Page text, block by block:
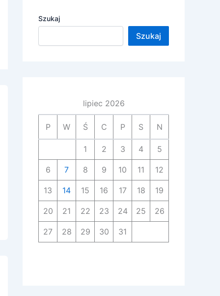
Szukaj
Szukaj
lipiec 2026
P W Ś C P S N
1 2 3 4 5
6 7 8 9 10 11 12
13 14 15 16 17 18 19
20 21 22 23 24 25 26
27 28 29 30 31